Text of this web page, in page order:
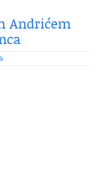
Andrićem